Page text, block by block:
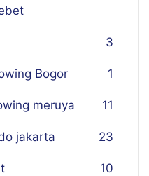
3
Bogor 1
meruya 11
jakarta 23
10